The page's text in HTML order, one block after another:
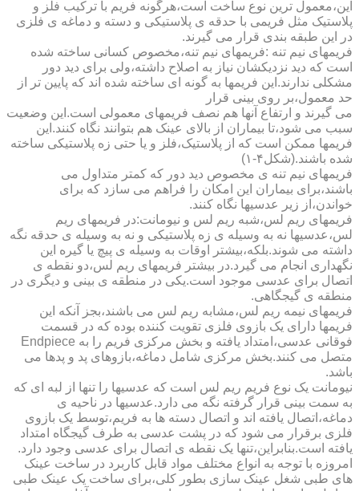
این،معمول ترین نوع ساخت است،هرگونه فریم با ترکیب فلز و
پلاستیک مثل فریمی با حدقه ی پلاستیکی و دسته و دماغه ی فلزی
در این طبقه بندی قرار می گیرند.
فریمهای نیم تنه :فریمهای نیم تنه،مخصوص کسانی ساخته شده
است که دید نزدیکشان نیاز به اصلاح داشته،ولی برای دید دور
مشکلی ندارند.این فریمها به گونه ای ساخته شده اند که پایین تر از
حد معمول،بر روی بینی قرار
می گیرند و ارتفاع آنها هم نصف فریمهای معمولی است.این وضعیت
سبب می شود،تا بیماران از بالای عینک هم بتوانند نگاه کنند.این
فریمها ممکن است که از پلاستیک،فلز و یا حتی زه پلاستیکی ساخته
شده باشند.(شکل۴-۱)
فریمهای نیم تنه ی مخصوص دید دور که کمتر متداول می
باشند،برای بیماران این امکان را فراهم می سازد که برای
خواندن،از زیر عدسیها نگاه کنند.
فریمهای ریم لس،شبه ریم لس و نیومانت:در فریمهای ریم
لس،عدسیها نه به وسیله ی زه پلاستیکی و نه به وسیله ی حدقه نگه
داشته می شوند.بلکه،بیشتر اوقات به وسیله ی پیچ یا گیره این
نگهداری انجام می گیرد.در بیشتر فریمهای ریم لس،دو نقطه ی
اتصال برای عدسی موجود است.یکی در منطقه ی بینی و دیگری در
منطقه ی گیجگاهی.
فریمهای نیمه ریم لس،مشابه ریم لس می باشند،بجز آنکه این
فریمها دارای یک بازوی فلزی تقویت کننده بوده که در قسمت
فوقانی عدسی،امتداد یافته و بخش مرکزی فریم را به Endpiece
متصل می کنند.بخش مرکزی شامل دماغه،بازوهای پد و پدها می
باشد.
نیومانت یک نوع فریم ریم لس است که عدسیها را تنها از لبه ای که
به سمت بینی قرار گرفته نگه می دارد.عدسیها در ناحیه ی
دماغه،اتصال یافته اند و اتصال دسته ها به فریم،توسط یک بازوی
فلزی برقرار می شود که در پشت عدسی به طرف گیجگاه امتداد
یافته است.بنابراین،تنها یک نقطه ی اتصال برای عدسی وجود دارد.
امروزه با توجه به انواع مختلف مواد قابل کاربرد در ساخت عینک
های طبی شغل عینک سازی بطور کلی،برای ساخت یک عینک طبی